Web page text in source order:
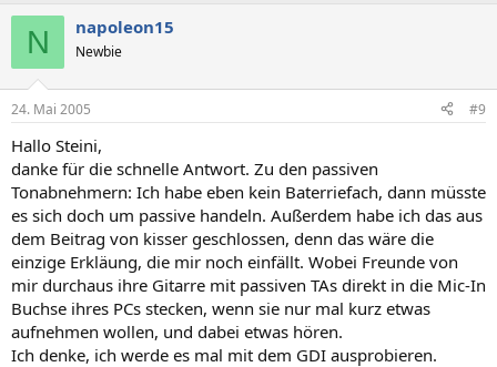
N napoleon15
Newbie
24. Mai 2005 #9
Hallo Steini,
danke für die schnelle Antwort. Zu den passiven
Tonabnehmern: Ich habe eben kein Baterriefach, dann müsste
es sich doch um passive handeln. Außerdem habe ich das aus
dem Beitrag von kisser geschlossen, denn das wäre die
einzige Erkläung, die mir noch einfällt. Wobei Freunde von
mir durchaus ihre Gitarre mit passiven TAs direkt in die Mic-In
Buchse ihres PCs stecken, wenn sie nur mal kurz etwas
aufnehmen wollen, und dabei etwas hören.
Ich denke, ich werde es mal mit dem GDI ausprobieren.